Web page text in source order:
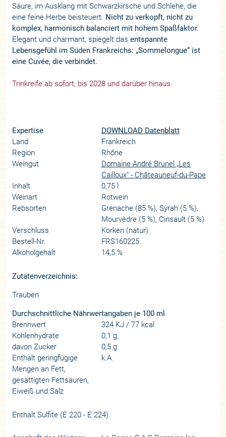
Säure, im Ausklang mit Schwarzkirsche und Schlehe, die
eine feine Herbe beisteuert. Nicht zu verkopft, nicht zu
komplex, harmonisch balanciert mit hohem Spaßfaktor.
Elegant und charmant, spiegelt dasentspannte
Lebensgefühl im Süden Frankreichs: „Sommelongue“ ist
eine Cuvée, die verbindet.
Trinkreife ab sofort, bis 2028 und darüber hinaus.
Expertise
DOWNLOAD Datenblatt
Land
Frankreich
Region
Rhône
Weingut
Domaine André Brunel „Les
Cailloux“ - Châteauneuf-du-Pape
Inhalt
0,75 l
Weinart
Rotwein
Rebsorten
Grenache (85 %), Syrah (5 %),
Mourvèdre (5 %), Cinsault (5 %)
Verschluss
Korken (natur)
Bestell-Nr.
FRS160225
Alkoholgehalt
14,5 %
Zutatenverzeichnis:
Trauben
Durchschnittliche Nährwertangaben je 100 ml
Brennwert
324 KJ / 77 kcal
Kohlenhydrate
0,1 g
davon Zucker
0,5 g
Enthält geringfügige
Mengen an Fett,
gesättigten Fettsäuren,
Eiweiß und Salz
k.A.
Enthält Sulfite (E 220 - E 224).